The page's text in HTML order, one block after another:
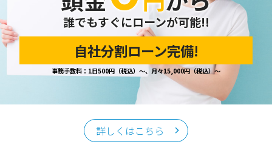
誰でもすぐにローンが可能!!
自社分割ローン完備!
事務手数料：1日500円（税込）～、月々15,000円（税込）～
詳しくはこちら